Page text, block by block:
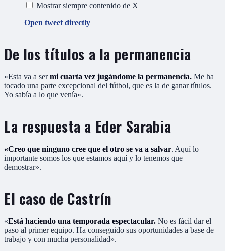
Mostrar siempre contenido de X
Open tweet directly
De los títulos a la permanencia
«Esta va a sermi cuarta vez jugándome la permanencia. Me ha
tocado una parte excepcional del fútbol, que es la de ganar títulos.
Yo sabía a lo que venía».
La respuesta a Eder Sarabia
«Creo que ninguno cree que el otro se va a salvar. Aquí lo
importante somos los que estamos aquí y lo tenemos que
demostrar».
El caso de Castrín
«Está haciendo una temporada espectacular. No es fácil dar el
paso al primer equipo. Ha conseguido sus oportunidades a base de
trabajo y con mucha personalidad».